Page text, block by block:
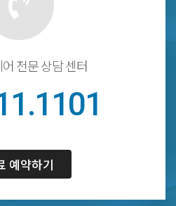
전문 상담 센터
예약하기